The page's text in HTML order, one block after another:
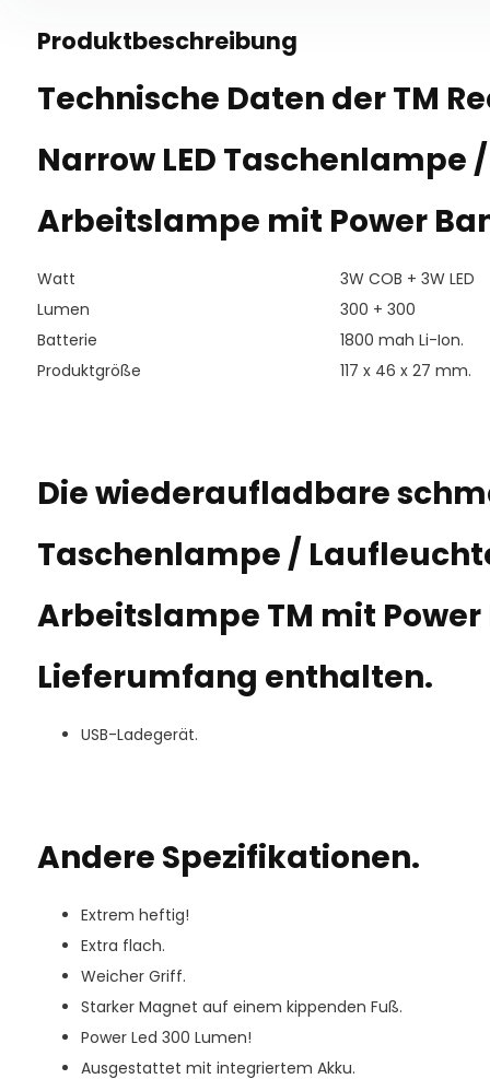
Produktbeschreibung
Technische Daten der TM
Narrow LED Taschenlampe
Arbeitslampe mit Power
Watt
3W COB + 3W LED
Lumen
300 + 300
Batterie
1800 mah Li-Ion.
Produktgröße
117 x 46 x 27 mm.
Die wiederaufladbare
Taschenlampe /
Arbeitslampe TM mit Power
Lieferumfang enthalten.
USB-Ladegerät.
Andere Spezifikationen.
Extrem heftig!
Extra flach.
Weicher Griff.
Starker Magnet auf einem kippenden Fuß.
Power Led 300 Lumen!
Ausgestattet mit integriertem Akku.